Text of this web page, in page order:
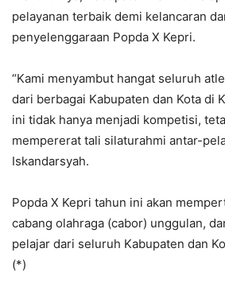
pelayanan terbaik demi kelancaran
penyelenggaraan Popda X Kepri.
“Kami menyambut hangat seluruh
dari berbagai Kabupaten dan Kota di
ini tidak hanya menjadi kompetisi,
mempererat tali silaturahmi antar-
Iskandarsyah.
Popda X Kepri tahun ini akan
cabang olahraga (cabor) unggulan,
pelajar dari seluruh Kabupaten dan
(*)